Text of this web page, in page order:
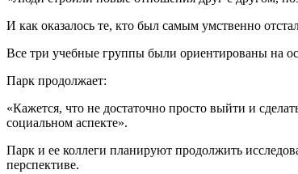
И как оказалось те, кто был самым умственно
Все три учебные группы были ориентированы на
Парк продолжает:
«Кажется, что не достаточно просто выйти и
социальном аспекте».
Парк и ее коллеги планируют продолжить
перспективе.